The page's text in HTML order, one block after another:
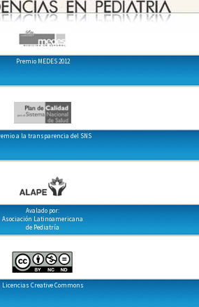
Premio MEDES 2012
a la transparencia del SNS
Avalado por:
Asociación Latinoamericana
de Pediatría
Licencias Creative Commons